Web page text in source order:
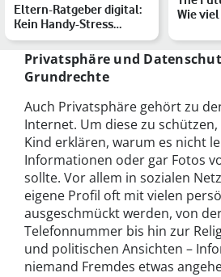
Eltern-Ratgeber digital:
Kein Handy-Stress
zuhause – so stellt Ih…
Wie
Privatsphäre und
Grundrechte
Auch Privatsphäre gehört zu
Internet. Um diese zu
Kind erklären, warum es nicht
Informationen oder gar Fotos
sollte. Vor allem in sozialen
eigene Profil oft mit vielen
ausgeschmückt werden, von
Telefonnummer bis hin zur
und politischen Ansichten –
niemand Fremdes etwas